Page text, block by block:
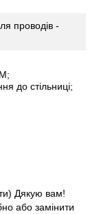
проводів -
до стільниці;
Дякую вам!
або замінити